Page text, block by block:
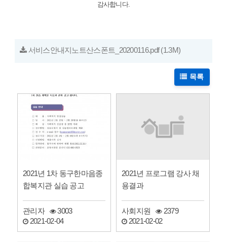
감사합니다.
서비스안내지노트산스폰트_20200116.pdf(1.3M)
목록
2021년 1차 동구한마음종
합복지관 실습 공고
관리자
3003
2021-02-04
2021년 프로그램 강사 채
용결과
사회지원
2379
2021-02-02